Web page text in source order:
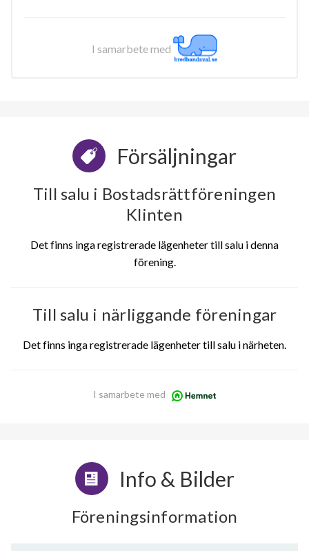
I samarbete med
Försäljningar
Till salu i Bostadsrättföreningen
Klinten
Det finns inga registrerade lägenheter till salu i denna
förening.
Till salu i närliggande föreningar
Det finns inga registrerade lägenheter till salu i närheten.
I samarbete med
Info & Bilder
Föreningsinformation